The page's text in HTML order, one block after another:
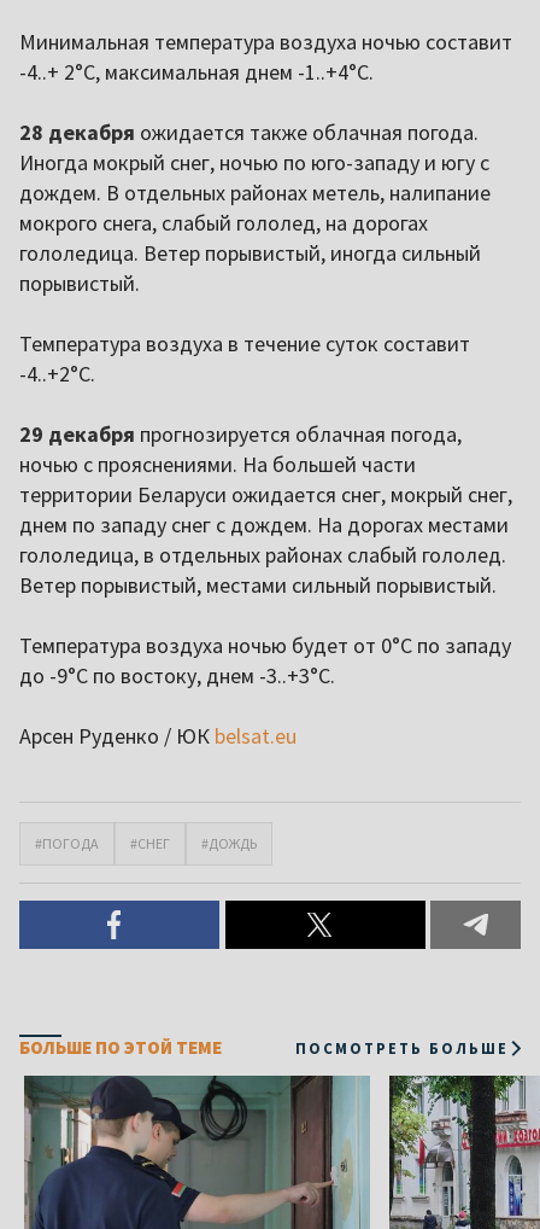
Минимальная температура воздуха ночью составит
-4..+ 2°С, максимальная днем -1..+4°С.
28 декабря ожидается также облачная погода.
Иногда мокрый снег, ночью по юго-западу и югу с
дождем. В отдельных районах метель, налипание
мокрого снега, слабый гололед, на дорогах
гололедица. Ветер порывистый, иногда сильный
порывистый.
Температура воздуха в течение суток составит
-4..+2°С.
29 декабря прогнозируется облачная погода,
ночью с прояснениями. На большей части
территории Беларуси ожидается снег, мокрый снег,
днем по западу снег с дождем. На дорогах местами
гололедица, в отдельных районах слабый гололед.
Ветер порывистый, местами сильный порывистый.
Температура воздуха ночью будет от 0°C по западу
до -9°С по востоку, днем -3..+3°С.
Арсен Руденко / ЮК belsat.eu
#ПОГОДА #СНЕГ #ДОЖДЬ
БОЛЬШЕ ПО ЭТОЙ ТЕМЕ ПОСМОТРЕТЬ БОЛЬШЕ